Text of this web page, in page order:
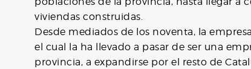
viviendas construidas.
Desde mediados de los noventa, la
el cual la ha llevado a pasar de ser una
provincia, a expandirse por el resto de